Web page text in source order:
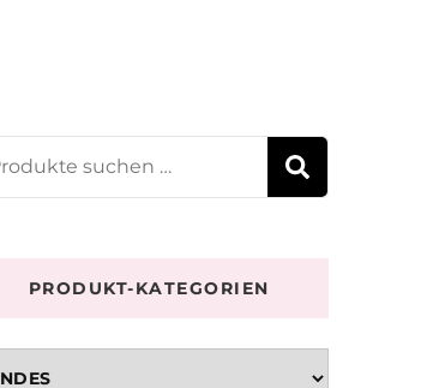
Suchen
nach:
PRODUKT-KATEGORIEN